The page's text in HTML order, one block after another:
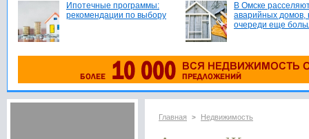
Ипотечные программы:
рекомендации по выбору
В Омске
аварийных домов,
очереди еще
Главная > Недвижимость